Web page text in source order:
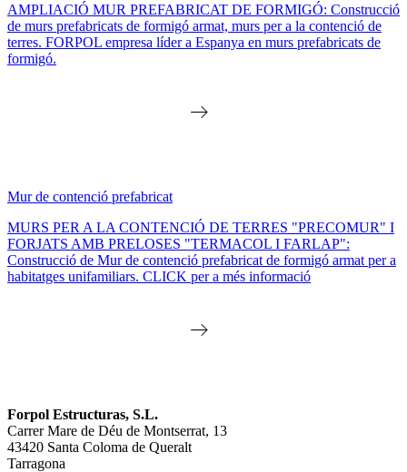
AMPLIACIÓ MUR PREFABRICAT DE FORMIGÓ: Construcció
de murs prefabricats de formigó armat, murs per a la contenció de
terres. FORPOL empresa líder a Espanya en murs prefabricats de
formigó.
Mur de contenció prefabricat
MURS PER A LA CONTENCIÓ DE TERRES "PRECOMUR" I
FORJATS AMB PRELOSES "TERMACOL I FARLAP":
Construcció de Mur de contenció prefabricat de formigó armat per a
habitatges unifamiliars. CLICK per a més informació
Forpol Estructuras, S.L.
Carrer Mare de Déu de Montserrat, 13
43420 Santa Coloma de Queralt
Tarragona